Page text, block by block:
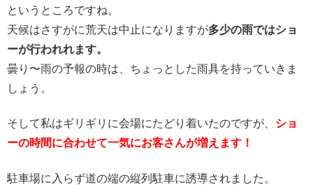
というところですね。
天候はさすがに荒天は中止になりますが多少の雨ではショ
ーが行われれます。
曇り〜雨の予報の時は、ちょっとした雨具を持っていきま
しょう。
そして私はギリギリに会場にたどり着いたのですが、 ショ
ーの時間に合わせて一気にお客さんが増えます！
駐車場に入らず道の端の縦列駐車に誘導されました。